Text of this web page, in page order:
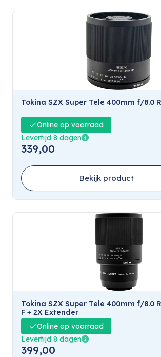
Tokina SZX Super Tele 400mm f/8.0
Online op voorraad
Levertijd 8 dagen
339,00
Bekijk product
Tokina SZX Super Tele 400mm f/8.0
F + 2X Extender
Online op voorraad
Levertijd 8 dagen
399,00